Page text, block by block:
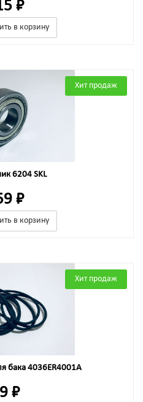
₽
в корзину
Хит продаж
6204 SKL
₽
в корзину
Хит продаж
бака 4036ER4001A
₽